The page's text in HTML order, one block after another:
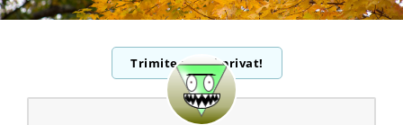
Trimite mesaj privat!